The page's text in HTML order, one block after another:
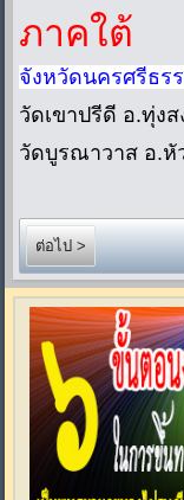
ภาคใต้
จังหวัดนครศรีธร
วัดเขาปรีดี อ.ทุ่ง
วัดบูรณาวาส อ.หั
ต่อไป >